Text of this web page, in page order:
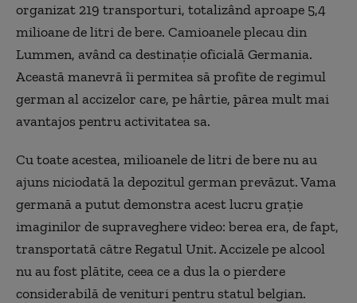
organizat 219 transporturi, totalizând aproape 5,4
milioane de litri de bere. Camioanele plecau din
Lummen, având ca destinație oficială Germania.
Această manevră îi permitea să profite de regimul
german al accizelor care, pe hârtie, părea mult mai
avantajos pentru activitatea sa.
Cu toate acestea, milioanele de litri de bere nu au
ajuns niciodată la depozitul german prevăzut. Vama
germană a putut demonstra acest lucru grație
imaginilor de supraveghere video: berea era, de fapt,
transportată către Regatul Unit. Accizele pe alcool
nu au fost plătite, ceea ce a dus la o pierdere
considerabilă de venituri pentru statul belgian.